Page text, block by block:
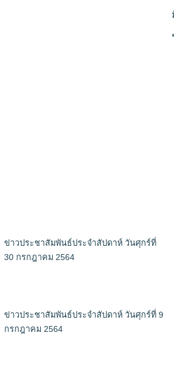
ข่าวประชาสัมพันธ์ประจำสัปดาห์ วันศุกร์ที่
30 กรกฎาคม 2564
ข่าวประชาสัมพันธ์ประจำสัปดาห์ วันศุกร์ที่ 9
กรกฎาคม 2564